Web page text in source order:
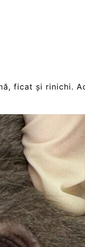
ficat și rinichi.